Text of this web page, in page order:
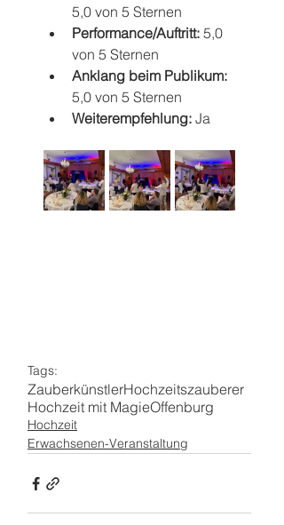
5,0 von 5 Sternen
Performance/Auftritt: 5,0
von 5 Sternen
Anklang beim Publikum:
5,0 von 5 Sternen
Weiterempfehlung: Ja
Tags:
ZauberkünstlerHochzeitszauberer
Hochzeit mit MagieOffenburg
Hochzeit
Erwachsenen-Veranstaltung